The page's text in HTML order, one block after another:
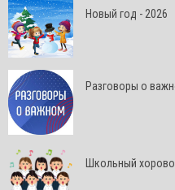
Новый год - 2026
Разговоры о
Школьный